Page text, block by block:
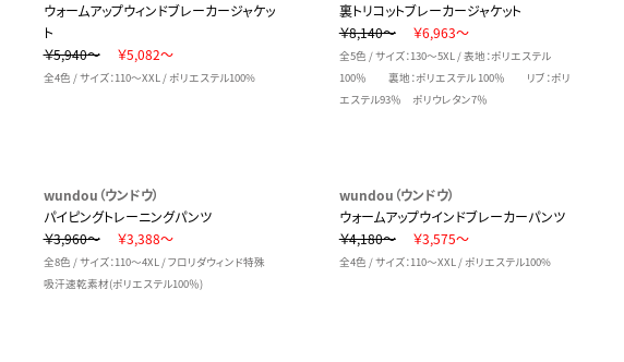
ウォームアップウィンドブレーカージャケッ
ト
￥5,940～
￥5,082～
全4色 / サイズ：110～XXL / ポリエステル100%
裏トリコットブレーカージャケット
￥8,140～
￥6,963～
全5色 / サイズ：130～5XL / 表地：ポリエステル
100％ 裏地：ポリエステル 100％ リブ：ポリ
エステル93％ ポリウレタン7％
wundou（ウンドウ）
パイピングトレーニングパンツ
￥3,960～
￥3,388～
全8色 / サイズ：110～4XL / フロリダウィンド特殊
吸汗速乾素材(ポリエステル100％)
wundou（ウンドウ）
ウォームアップウインドブレーカーパンツ
￥4,180～
￥3,575～
全4色 / サイズ：110～XXL / ポリエステル100%